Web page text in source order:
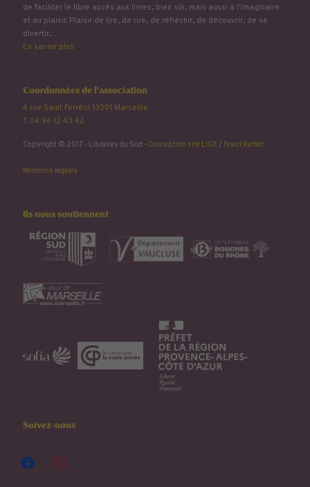
de faciliter le libre accès aux livres, bien sûr, mais aussi à l'imaginaire
et au plaisir. Plaisir de lire, de rire, de réfléchir, de découvrir, de se
divertir...
En savoir plus
Coordonnées de l'association
4 rue Saint Ferréol 13001 Marseille
T. 04 96 12 43 42
Copyright © 2017 - Libraires du Sud - Conception site LIGE / Fewzi Raffed
Mentions légales
Ils nous soutiennent
Suivez-nous
facebookinstagram